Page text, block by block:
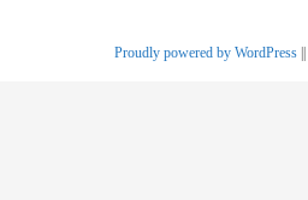
Proudly powered by WordPress